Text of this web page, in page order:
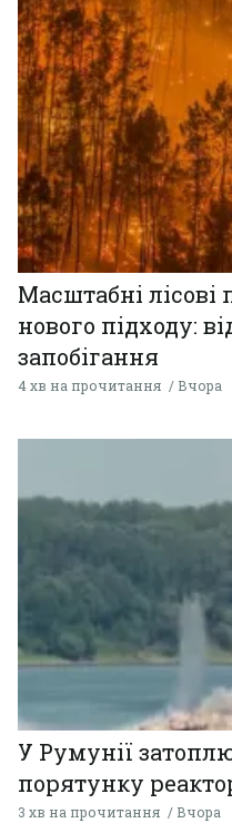
Масштабні
нового підходу:
запобігання
4 хв на прочитання Вчора
У Румунії
порятунку
3 хв на прочитання Вчора